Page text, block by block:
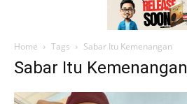
Home Tags Sabar Itu Kemenangan
Sabar Itu Kemenangan